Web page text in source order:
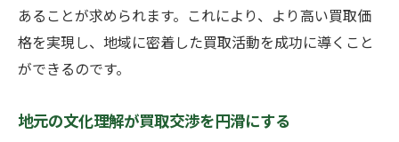
口コミを促進する方法
季節ごとの需要予測が買取成功への鍵となる理
由
宗像市江口における季節需要のパターン
あることが求められます。これにより、より高い買取価
格を実現し、地域に密着した買取活動を成功に導くこと
ができるのです。
地元の文化理解が買取交渉を円滑にする